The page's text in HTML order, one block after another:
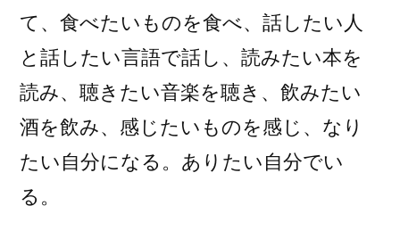
て、食べたいものを食べ、話したい人
と話したい言語で話し、読みたい本を
読み、聴きたい音楽を聴き、飲みたい
酒を飲み、感じたいものを感じ、なり
たい自分になる。ありたい自分でい
る。